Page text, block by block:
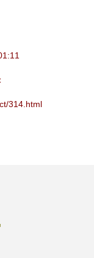
314.html